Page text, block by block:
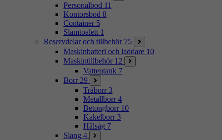
Personalbod 11
Kontorsbod 8
Container 5
Slamtoalett 1
Reservdelar och tillbehör 75
Maskinbatteri och laddare 10
Maskintillbehör 12
Vattentank 7
Borr 29
Träborr 3
Metallborr 4
Betongborr 10
Kakelborr 3
Hålsåg 7
Slang 4